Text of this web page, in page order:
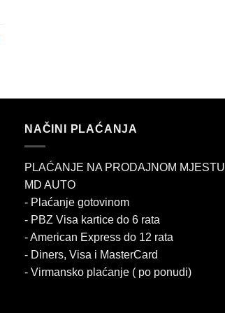
NAČINI PLAĆANJA
PLAĆANJE NA PRODAJNOM MJESTU
MD AUTO
- Plaćanje gotovinom
- PBZ Visa kartice do 6 rata
- American Express do 12 rata
- Diners, Visa i MasterCard
- Virmansko plaćanje ( po ponudi)